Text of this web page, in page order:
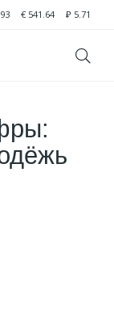
€ 541.64 ₽ 5.71